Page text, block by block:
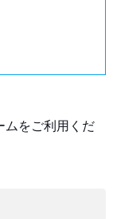
ムをご利用くだ